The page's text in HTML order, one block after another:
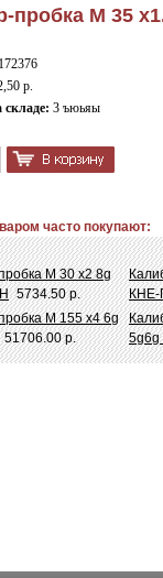
пробка М 35
172376
р.
складе: 3 ъюьяы
часто покупают:
М 30 х2 8g
5734.50 р.
М 155 х4 6g
51706.00 р.